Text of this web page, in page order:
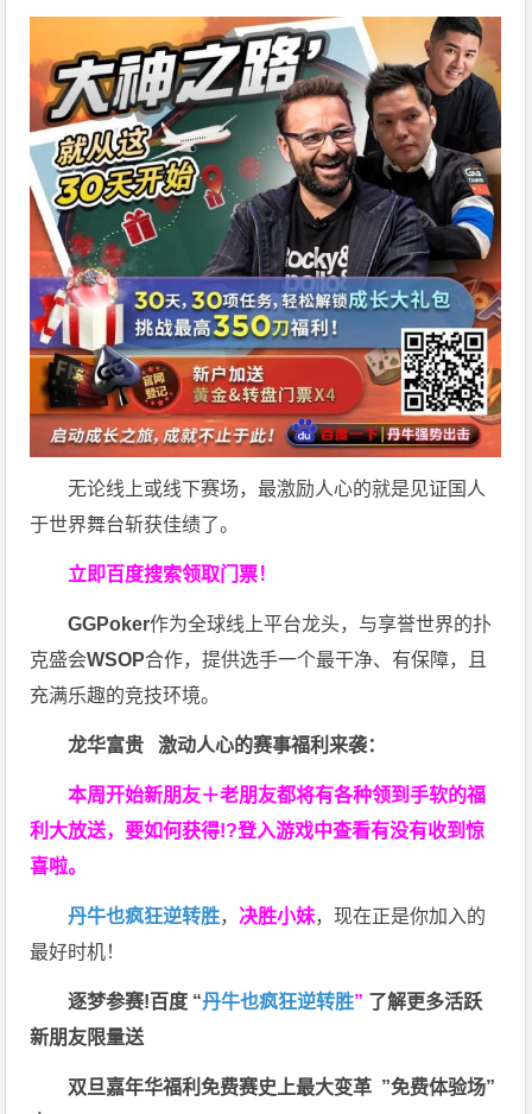
无论线上或线下赛场，最激励人心的就是见证国人
于世界舞台斩获佳绩了。
立即百度搜索领取门票！
GGPoker作为全球线上平台龙头，与享誉世界的扑
克盛会WSOP合作，提供选手一个最干净、有保障，且
充满乐趣的竞技环境。
龙华富贵 激动人心的赛事福利来袭：
本周开始新朋友＋老朋友都将有各种领到手软的福
利大放送，要如何获得!?登入游戏中查看有没有收到惊
喜啦。
丹牛也疯狂逆转胜， 决胜小妹，现在正是你加入的
最好时机！
逐梦参赛!百度 “丹牛也疯狂逆转胜” 了解更多活跃
新朋友限量送
双旦嘉年华福利免费赛史上最大变革 ”免费体验场”